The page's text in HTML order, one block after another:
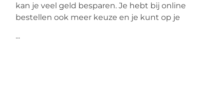
kan je veel geld besparen. Je hebt bij online
bestellen ook meer keuze en je kunt op je
...